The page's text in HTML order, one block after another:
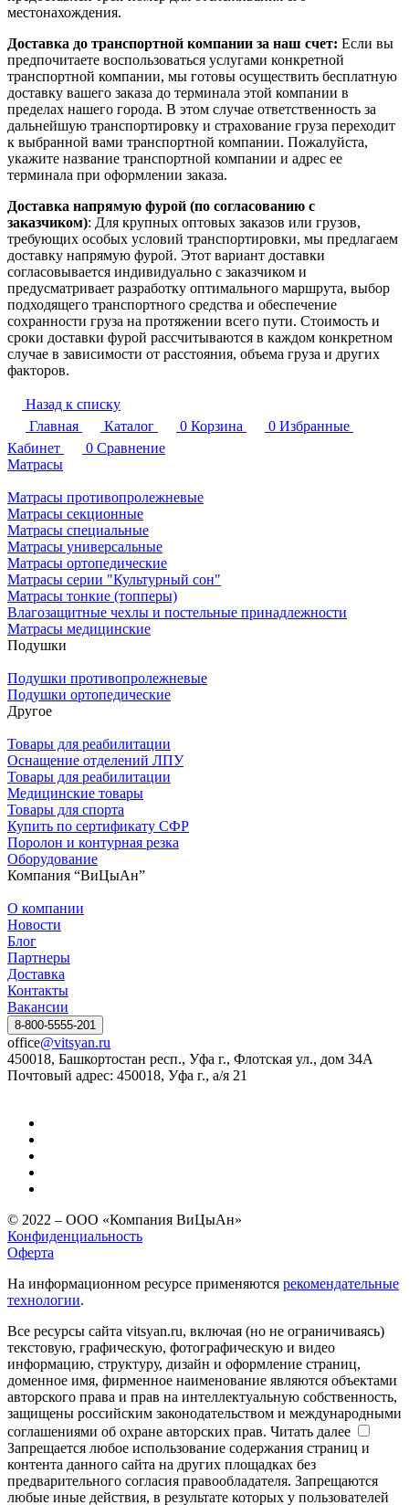
местонахождения.
Доставка до транспортной компании за наш счет: Если вы
предпочитаете воспользоваться услугами конкретной
транспортной компании, мы готовы осуществить бесплатную
доставку вашего заказа до терминала этой компании в
пределах нашего города. В этом случае ответственность за
дальнейшую транспортировку и страхование груза переходит
к выбранной вами транспортной компании. Пожалуйста,
укажите название транспортной компании и адрес ее
терминала при оформлении заказа.
Доставка напрямую фурой (по согласованию с
заказчиком): Для крупных оптовых заказов или грузов,
требующих особых условий транспортировки, мы предлагаем
доставку напрямую фурой. Этот вариант доставки
согласовывается индивидуально с заказчиком и
предусматривает разработку оптимального маршрута, выбор
подходящего транспортного средства и обеспечение
сохранности груза на протяжении всего пути. Стоимость и
сроки доставки фурой рассчитываются в каждом конкретном
случае в зависимости от расстояния, объема груза и других
факторов.
Назад к списку
Главная
Каталог 0 Корзина 0 Избранные
Кабинет
0 Сравнение
Матрасы
Матрасы противопролежневые
Матрасы секционные
Матрасы специальные
Матрасы универсальные
Матрасы ортопедические
Матрасы серии "Культурный сон"
Матрасы тонкие (топперы)
Влагозащитные чехлы и постельные принадлежности
Матрасы медицинские
Подушки
Подушки противопролежневые
Подушки ортопедические
Другое
Товары для реабилитации
Оснащение отделений ЛПУ
Товары для реабилитации
Медицинские товары
Товары для спорта
Купить по сертификату СФР
Поролон и контурная резка
Оборудование
Компания “ВиЦыАн”
О компании
Новости
Блог
Партнеры
Доставка
Контакты
Вакансии
8-800-5555-201
office@vitsyan.ru
450018, Башкортостан респ., Уфа г., Флотская ул., дом 34А
Почтовый адрес: 450018, Уфа г., а/я 21
© 2022 – ООО «Компания ВиЦыАн»
Конфиденциальность
Оферта
На информационном ресурсе применяются рекомендательные
технологии.
Все ресурсы сайта vitsyan.ru, включая (но не ограничиваясь)
текстовую, графическую, фотографическую и видео
информацию, структуру, дизайн и оформление страниц,
доменное имя, фирменное наименование являются объектами
авторского права и прав на интеллектуальную собственность,
защищены российским законодательством и международными
соглашениями об охране авторских прав. Читать далее
Запрещается любое использование содержания страниц и
контента данного сайта на других площадках без
предварительного согласия правообладателя. Запрещаются
любые иные действия, в результате которых у пользователей